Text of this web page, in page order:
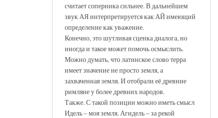
считает соперника сильнее. В дальнейшем
звук АЯ интерпретируется как АЙ имеющий
определение как уважение.
Конечно, это шутливая сценка диалога, но
иногда и такое может помочь осмыслить.
Можно думать, что латинское слово терра
имеет значение не просто земля, а
захваченная земля. И отобрали её древние
римляне у более древних народов.
Также. С такой позиции можно иметь смысл
Идель – моя земля. Агидель – за рекой